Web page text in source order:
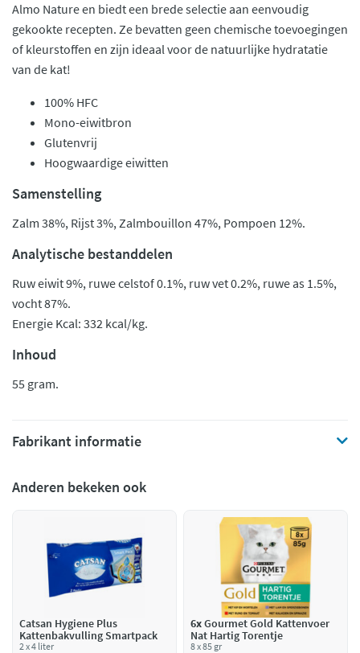
Almo Nature en biedt een brede selectie aan eenvoudig
gekookte recepten. Ze bevatten geen chemische toevoegingen
of kleurstoffen en zijn ideaal voor de natuurlijke hydratatie
van de kat!
100% HFC
Mono-eiwitbron
Glutenvrij
Hoogwaardige eiwitten
Samenstelling
Zalm 38%, Rijst 3%, Zalmbouillon 47%, Pompoen 12%.
Analytische bestanddelen
Ruw eiwit 9%, ruwe celstof 0.1%, ruw vet 0.2%, ruwe as 1.5%,
vocht 87%.
Energie Kcal: 332 kcal/kg.
Inhoud
55 gram.
Fabrikant informatie
Anderen bekeken ook
Catsan Hygiene Plus
Kattenbakvulling Smartpack
2 x 4 liter
6xGourmet Gold Kattenvoer
Nat Hartig Torentje
8 x 85 gr